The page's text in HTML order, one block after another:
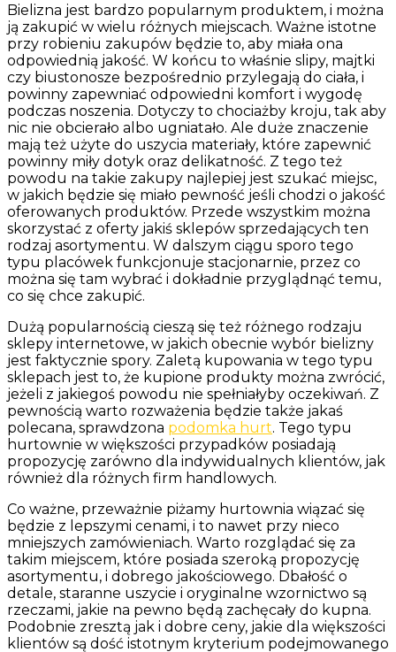
zakupić
ładną,
elegancką
bieliznę
Bielizna jest bardzo popularnym produktem, i można
ją zakupić w wielu różnych miejscach. Ważne istotne
przy robieniu zakupów będzie to, aby miała ona
odpowiednią jakość. W końcu to właśnie slipy, majtki
czy biustonosze bezpośrednio przylegają do ciała, i
powinny zapewniać odpowiedni komfort i wygodę
podczas noszenia. Dotyczy to chociażby kroju, tak aby
nic nie obcierało albo ugniatało. Ale duże znaczenie
mają też użyte do uszycia materiały, które zapewnić
powinny miły dotyk oraz delikatność. Z tego też
powodu na takie zakupy najlepiej jest szukać miejsc,
w jakich będzie się miało pewność jeśli chodzi o jakość
oferowanych produktów. Przede wszystkim można
skorzystać z oferty jakiś sklepów sprzedających ten
rodzaj asortymentu. W dalszym ciągu sporo tego
typu placówek funkcjonuje stacjonarnie, przez co
można się tam wybrać i dokładnie przyglądnąć temu,
co się chce zakupić.
Dużą popularnością cieszą się też różnego rodzaju
sklepy internetowe, w jakich obecnie wybór bielizny
jest faktycznie spory. Zaletą kupowania w tego typu
sklepach jest to, że kupione produkty można zwrócić,
jeżeli z jakiegoś powodu nie spełniałyby oczekiwań. Z
pewnością warto rozważenia będzie także jakaś
polecana, sprawdzona podomka hurt. Tego typu
hurtownie w większości przypadków posiadają
propozycję zarówno dla indywidualnych klientów, jak
również dla różnych firm handlowych.
Co ważne, przeważnie piżamy hurtownia wiązać się
będzie z lepszymi cenami, i to nawet przy nieco
mniejszych zamówieniach. Warto rozglądać się za
takim miejscem, które posiada szeroką propozycję
asortymentu, i dobrego jakościowego. Dbałość o
detale, staranne uszycie i oryginalne wzornictwo są
rzeczami, jakie na pewno będą zachęcały do kupna.
Podobnie zresztą jak i dobre ceny, jakie dla większości
klientów są dość istotnym kryterium podejmowanego